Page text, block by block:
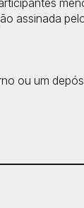
assinada
ou um